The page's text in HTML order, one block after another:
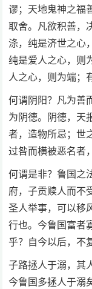
谬；天地鬼神之福
取舍。凡欲积善，
涤，纯是济世之心
纯是爱人之心，则
人之心，则为端；
何谓阴阳？凡为善
为阴德。阴德，天
者，造物所忌；世
过咎而横被恶名者
何谓是非？鲁国之
府，子贡赎人而不
圣人举事，可以移
行也。今鲁国富者
乎？自今以后，不
子路拯人于溺，其
今鲁国多拯人于溺